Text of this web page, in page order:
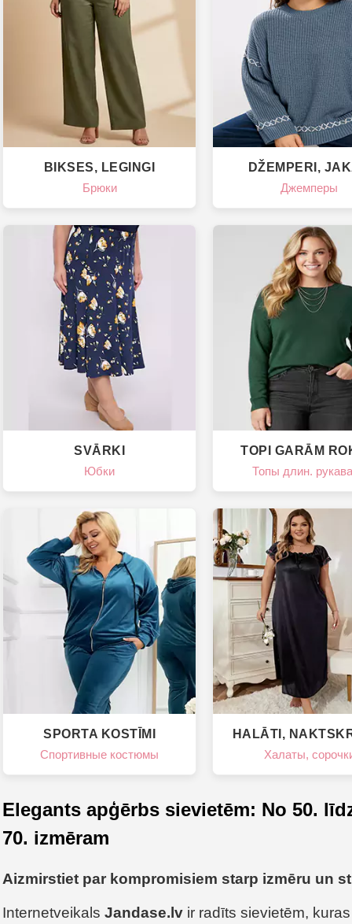
BIKSES, LEGINGI
Брюки
DŽEMPERI,
Джемперы
SVĀRKI
Юбки
ТOPI GARĀM
Топы длин.
SPORTA KOSTĪMI
Спортивные костюмы
HALĀTI,
Халаты,
Elegants apģērbs sievietēm: No 50.
70. izmēram
Aizmirstiet par kompromisiem starp izmēru un
Internetveikals Jandase.lv ir radīts sievietēm,